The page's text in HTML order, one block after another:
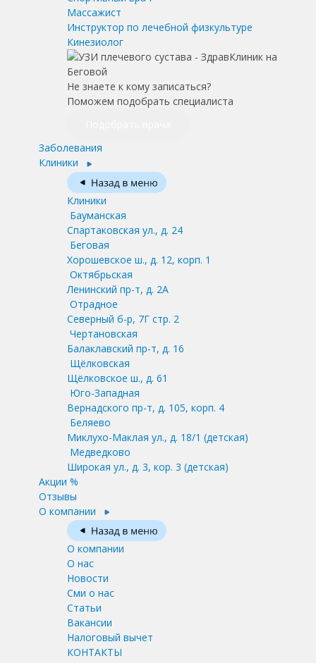
Массажист
Инструктор по лечебной физкультуре
Кинезиолог
Не знаете к кому записаться?
Поможем подобрать специалиста
Заболевания
Клиники
Клиники
Бауманская
Спартаковская ул., д. 24
Беговая
Хорошевское ш., д. 12, корп. 1
Октябрьская
Ленинский пр-т, д. 2А
Отрадное
Северный б-р, 7Г стр. 2
Чертановская
Балаклавский пр-т, д. 16
Щёлковская
Щёлковское ш., д. 61
Юго-Западная
Вернадского пр-т, д. 105, корп. 4
Беляево
Миклухо-Маклая ул., д. 18/1 (детская)
Медведково
Широкая ул., д. 3, кор. 3 (детская)
Акции %
Отзывы
О компании
О компании
О нас
Новости
Сми о нас
Статьи
Вакансии
Налоговый вычет
КОНТАКТЫ